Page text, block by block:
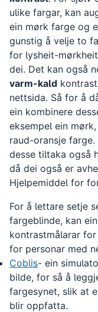
ulike fargar, kan
ein mørk farge og
gunstig å velje to
for lysheit-
dei. Det kan også
varm-kald
nettsida. Så for å
ein kombinere
eksempel ein
raud-oransje
desse tiltaka også
då dei også er
Hjelpemiddel for
For å lettare setje
fargeblinde, kan
kontrastmålarar
for personar med
Coblis- ein
bilde, for så å
fargesynet, slik at
blir oppfatta.